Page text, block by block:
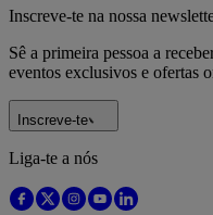
Inscreve-te na nossa
Sê a primeira pessoa a
eventos exclusivos e ofertas
Inscreve-te
Liga-te a nós